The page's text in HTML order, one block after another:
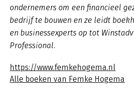
ondernemers om een financieel
bedrijf te bouwen en ze leidt
en businessexperts op tot
Professional.
https://www.femkehogema.nl
Alle boeken van Femke Hogema